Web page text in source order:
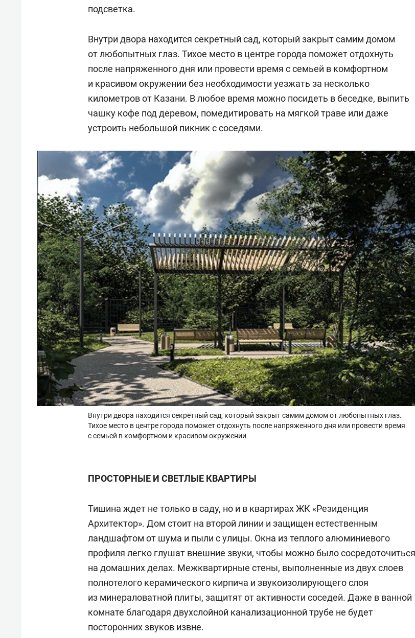
подсветка.
Внутри двора находится секретный сад, который закрыт самим домом
от любопытных глаз. Тихое место в центре города поможет отдохнуть
после напряженного дня или провести время с семьей в комфортном
и красивом окружении без необходимости уезжать за несколько
километров от Казани. В любое время можно посидеть в беседке, выпить
чашку кофе под деревом, помедитировать на мягкой траве или даже
устроить небольшой пикник с соседями.
Внутри двора находится секретный сад, который закрыт самим домом от любопытных глаз.
Тихое место в центре города поможет отдохнуть после напряженного дня или провести время
с семьей в комфортном и красивом окружении
ПРОСТОРНЫЕ И СВЕТЛЫЕ КВАРТИРЫ
Тишина ждет не только в саду, но и в квартирах ЖК «Резиденция
Архитектор». Дом стоит на второй линии и защищен естественным
ландшафтом от шума и пыли с улицы. Окна из теплого алюминиевого
профиля легко глушат внешние звуки, чтобы можно было сосредоточиться
на домашних делах. Межквартирные стены, выполненные из двух слоев
полнотелого керамического кирпича и звукоизолирующего слоя
из минераловатной плиты, защитят от активности соседей. Даже в ванной
комнате благодаря двухслойной канализационной трубе не будет
посторонних звуков извне.